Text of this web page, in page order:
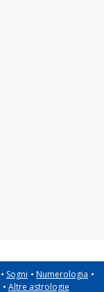
Sogni
Numerologia
Altre astrologie